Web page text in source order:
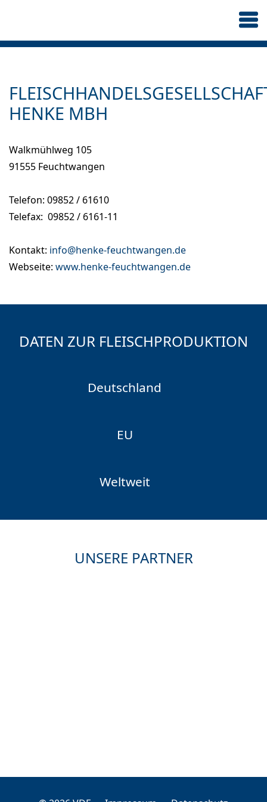
HENKE MBH
Walkmühlweg 105
91555 Feuchtwangen
Telefon: 09852 / 61610
Telefax: 09852 / 6161-11
Kontakt: info@henke-feuchtwangen.de
Webseite: www.henke-feuchtwangen.de
DATEN ZUR FLEISCHPRODUKTION
Deutschland
EU
Weltweit
UNSERE PARTNER